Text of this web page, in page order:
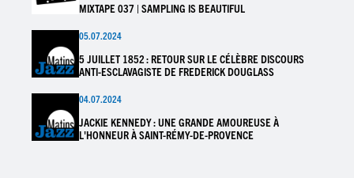
MIXTAPE 037 | SAMPLING IS BEAUTIFUL
05.07.2024
5 JUILLET 1852 : RETOUR SUR LE CÉLÈBRE DISCOURS
ANTI-ESCLAVAGISTE DE FREDERICK DOUGLASS
04.07.2024
JACKIE KENNEDY : UNE GRANDE AMOUREUSE À
L'HONNEUR À SAINT-RÉMY-DE-PROVENCE